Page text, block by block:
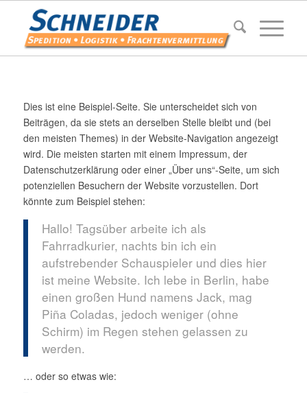
Dies ist eine Beispiel-Seite. Sie unterscheidet sich von
Beiträgen, da sie stets an derselben Stelle bleibt und (bei
den meisten Themes) in der Website-Navigation angezeigt
wird. Die meisten starten mit einem Impressum, der
Datenschutzerklärung oder einer „Über uns“-Seite, um sich
potenziellen Besuchern der Website vorzustellen. Dort
könnte zum Beispiel stehen:
Hallo! Tagsüber arbeite ich als
Fahrradkurier, nachts bin ich ein
aufstrebender Schauspieler und dies hier
ist meine Website. Ich lebe in Berlin, habe
einen großen Hund namens Jack, mag
Piña Coladas, jedoch weniger (ohne
Schirm) im Regen stehen gelassen zu
werden.
… oder so etwas wie: